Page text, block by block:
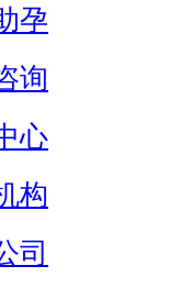
孕
询
心
构
司